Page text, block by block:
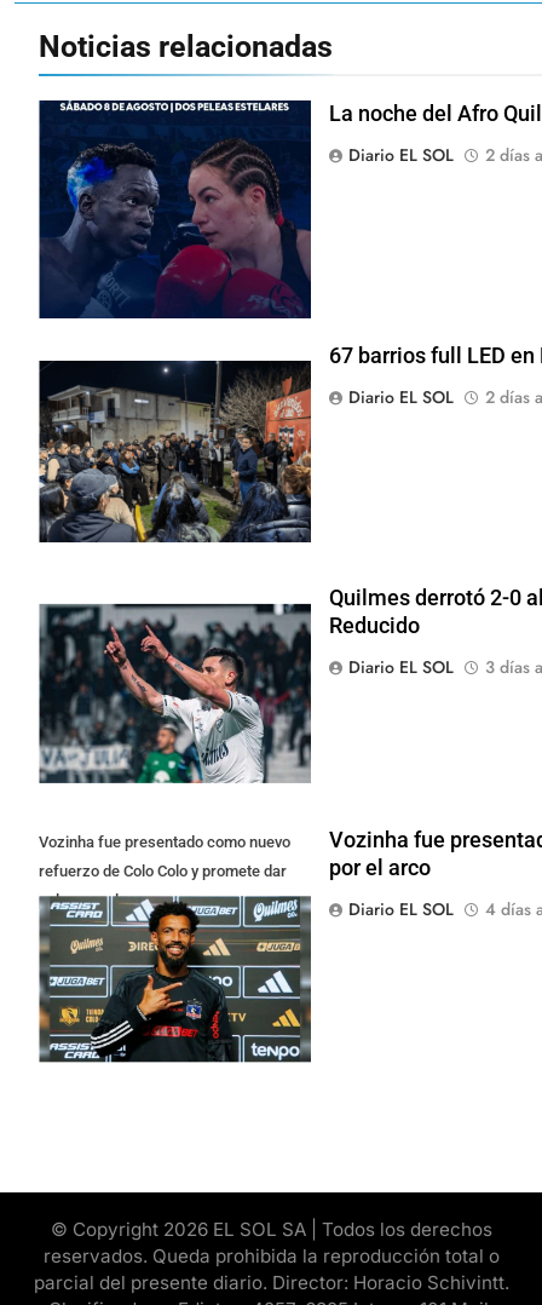
Noticias relacionadas
La noche del Afro
Diario EL SOL
2 días
67 barrios full LED
Diario EL SOL
2 días
Quilmes derrotó 2-0
Reducido
Diario EL SOL
3 días
Vozinha fue presentado como nuevo
refuerzo de Colo Colo y promete dar
pelea por el arco
Vozinha fue
por el arco
Diario EL SOL
4 días
© Copyright 2026 EL SOL SA | Todos los derechos
reservados. Queda prohibida la reproducción total o
parcial del presente diario. Director: Horacio Schivintt.